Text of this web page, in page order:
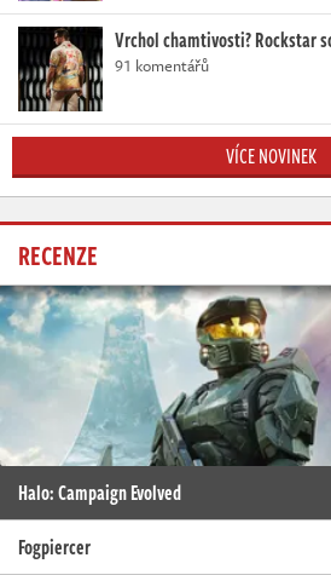
Vrchol chamtivosti? Rockstar
91 komentářů
VÍCE NOVINEK
RECENZE
Halo: Campaign Evolved
Fogpiercer